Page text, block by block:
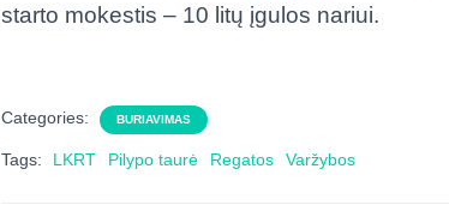
starto mokestis – 10 litų įgulos nariui.
Categories: BURIAVIMAS
Tags: LKRT Pilypo taurė Regatos Varžybos